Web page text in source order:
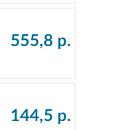
555,8 р.
144,5 р.